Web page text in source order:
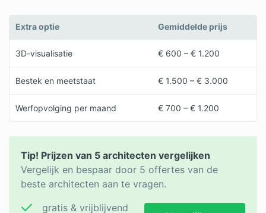
Extra optie Gemiddelde prijs
3D-visualisatie € 600 – € 1.200
Bestek en meetstaat € 1.500 – € 3.000
Werfopvolging per maand € 700 – € 1.200
Tip! Prijzen van 5 architecten vergelijken
Vergelijk en bespaar door 5 offertes van de
beste architecten aan te vragen.
gratis & vrijblijvend